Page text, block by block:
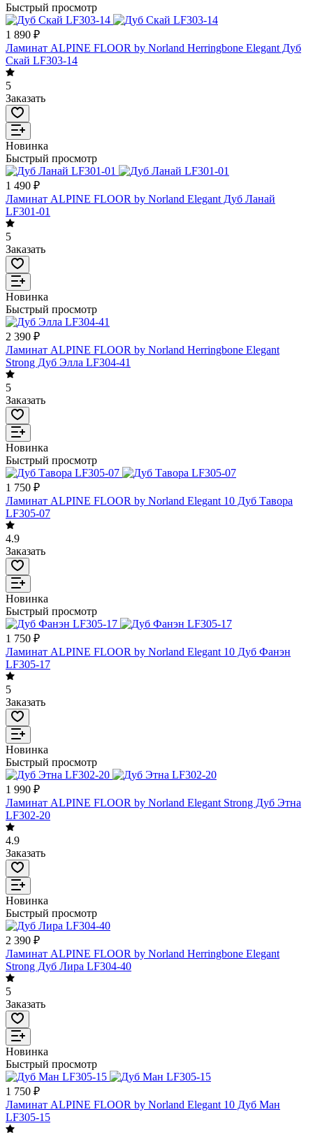
Быстрый просмотр
1 890 ₽
Ламинат ALPINE FLOOR by Norland Herringbone Elegant Дуб
Скай LF303-14
5
Заказать
Новинка
Быстрый просмотр
1 490 ₽
Ламинат ALPINE FLOOR by Norland Elegant Дуб Ланай
LF301-01
5
Заказать
Новинка
Быстрый просмотр
2 390 ₽
Ламинат ALPINE FLOOR by Norland Herringbone Elegant
Strong Дуб Элла LF304-41
5
Заказать
Новинка
Быстрый просмотр
1 750 ₽
Ламинат ALPINE FLOOR by Norland Elegant 10 Дуб Тавора
LF305-07
4.9
Заказать
Новинка
Быстрый просмотр
1 750 ₽
Ламинат ALPINE FLOOR by Norland Elegant 10 Дуб Фанэн
LF305-17
5
Заказать
Новинка
Быстрый просмотр
1 990 ₽
Ламинат ALPINE FLOOR by Norland Elegant Strong Дуб Этна
LF302-20
4.9
Заказать
Новинка
Быстрый просмотр
2 390 ₽
Ламинат ALPINE FLOOR by Norland Herringbone Elegant
Strong Дуб Лира LF304-40
5
Заказать
Новинка
Быстрый просмотр
1 750 ₽
Ламинат ALPINE FLOOR by Norland Elegant 10 Дуб Ман
LF305-15